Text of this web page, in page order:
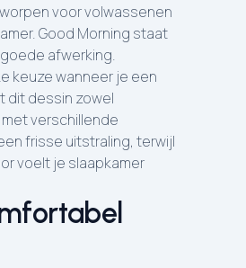
voor volwassenen
Good Morning staat
afwerking.
keuze wanneer je een
dit dessin zowel
verschillende
frisse uitstraling, terwijl
voelt je slaapkamer